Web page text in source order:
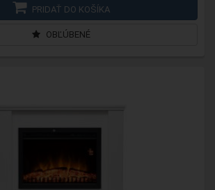
PRIDAŤ DO KOŠÍKA
OBĽÚBENÉ